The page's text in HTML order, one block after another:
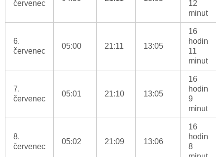
červenec
12
minut
6.
červenec
05:00 21:11 13:05
16
hodin
11
minut
7.
červenec
05:01 21:10 13:05
16
hodin
9
minut
8.
červenec
05:02 21:09 13:06
16
hodin
8